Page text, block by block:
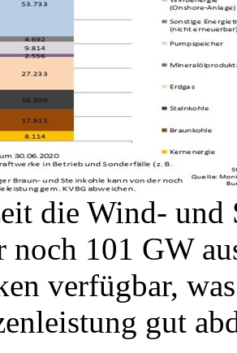
die Wind- und
noch 101 GW
verfügbar,
gut